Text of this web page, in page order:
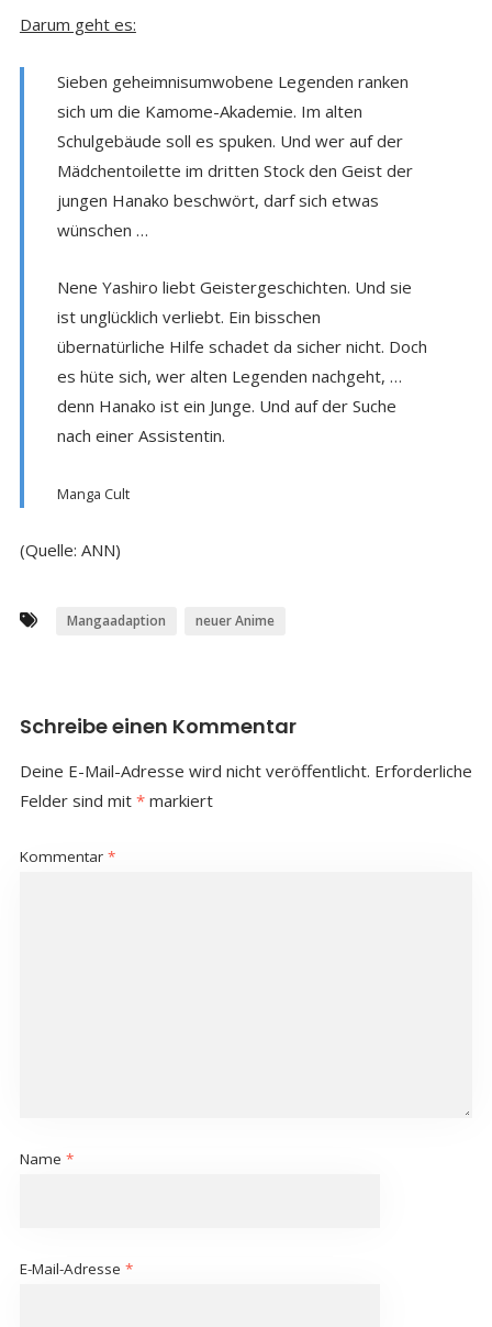
Darum geht es:
Sieben geheimnisumwobene Legenden ranken
sich um die Kamome-Akademie. Im alten
Schulgebäude soll es spuken. Und wer auf der
Mädchentoilette im dritten Stock den Geist der
jungen Hanako beschwört, darf sich etwas
wünschen …
Nene Yashiro liebt Geistergeschichten. Und sie
ist unglücklich verliebt. Ein bisschen
übernatürliche Hilfe schadet da sicher nicht. Doch
es hüte sich, wer alten Legenden nachgeht, …
denn Hanako ist ein Junge. Und auf der Suche
nach einer Assistentin.
Manga Cult
(Quelle: ANN)
Mangaadaption neuer Anime
Schreibe einen Kommentar
Deine E-Mail-Adresse wird nicht veröffentlicht. Erforderliche
Felder sind mit *markiert
Kommentar *
Name *
E-Mail-Adresse *